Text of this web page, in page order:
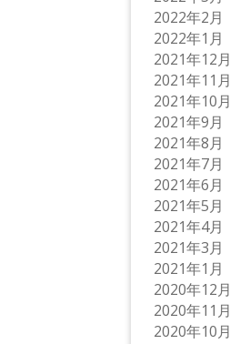
2022年2月
2022年1月
2021年12月
2021年11月
2021年10月
2021年9月
2021年8月
2021年7月
2021年6月
2021年5月
2021年4月
2021年3月
2021年1月
2020年12月
2020年11月
2020年10月